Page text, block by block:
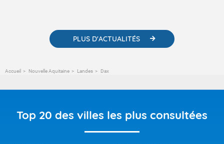
PLUS D'ACTUALITÉS
Accueil Nouvelle Aquitaine Landes Dax
Top 20 des villes les plus consultées